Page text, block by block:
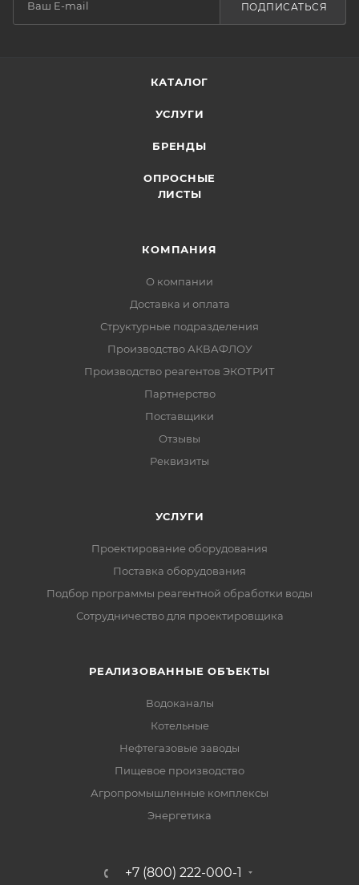
ПОДПИСАТЬСЯ
КАТАЛОГ
УСЛУГИ
БРЕНДЫ
ОПРОСНЫЕ
ЛИСТЫ
КОМПАНИЯ
О компании
Доставка и оплата
Структурные подразделения
Производство АКВАФЛОУ
Производство реагентов ЭКОТРИТ
Партнерство
Поставщики
Отзывы
Реквизиты
УСЛУГИ
Проектирование оборудования
Поставка оборудования
Подбор программы реагентной обработки воды
Сотрудничество для проектировщика
РЕАЛИЗОВАННЫЕ ОБЪЕКТЫ
Водоканалы
Котельные
Нефтегазовые заводы
Пищевое производство
Агропромышленные комплексы
Энергетика
+7 (800) 222-000-1